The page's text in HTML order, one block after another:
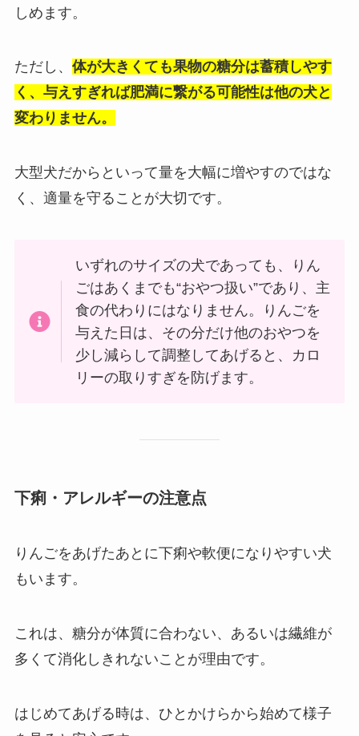
しめます。
ただし、 体が大きくても果物の糖分は蓄積しやす
く、与えすぎれば肥満に繋がる可能性は他の犬と
変わりません。
大型犬だからといって量を大幅に増やすのではな
く、適量を守ることが大切です。
いずれのサイズの犬であっても、りん
ごはあくまでも“おやつ扱い”であり、主
食の代わりにはなりません。りんごを
与えた日は、その分だけ他のおやつを
少し減らして調整してあげると、カロ
リーの取りすぎを防げます。
下痢・アレルギーの注意点
りんごをあげたあとに下痢や軟便になりやすい犬
もいます。
これは、糖分が体質に合わない、あるいは繊維が
多くて消化しきれないことが理由です。
はじめてあげる時は、ひとかけらから始めて様子